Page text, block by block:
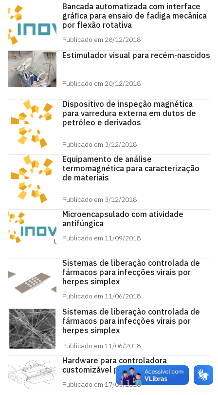
Bancada automatizada com interface
gráfica para ensaio de fadiga mecânica
por flexão rotativa
Publicado em 28/12/2018
Estimulador visual para recém-nascidos
Publicado em 20/12/2018
Dispositivo de inspeção magnética
para varredura externa em dutos de
petróleo e derivados
Publicado em 3/12/2018
Equipamento de análise
termomagnética para caracterização
de materiais
Publicado em 3/12/2018
Microencapsulado com atividade
antifúngica
Publicado em 11/09/2018
Sistemas de liberação controlada de
fármacos para infecções virais por
herpes simplex
Publicado em 11/06/2018
Sistemas de liberação controlada de
fármacos para infecções virais por
herpes simplex
Publicado em 11/06/2018
Hardware para controladora
customizável para quadricópteros
Publicado em 17/05/2018